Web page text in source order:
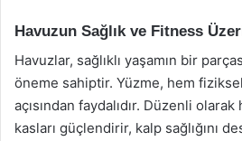
Havuzun Sağlık ve Fitness
Havuzlar, sağlıklı yaşamın bir
öneme sahiptir. Yüzme, hem
açısından faydalıdır. Düzenli
kasları güçlendirir, kalp sağlığını